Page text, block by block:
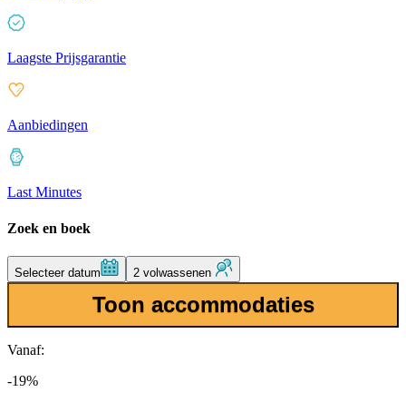
Laagste Prijsgarantie
Aanbiedingen
Last Minutes
Zoek en boek
Selecteer datum 2 volwassenen
Toon accommodaties
Vanaf:
-19%